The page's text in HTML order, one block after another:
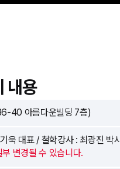
내용
40 아름다운빌딩 7층)
욱 대표 / 철학강사 : 최광진 박
변경될 수 있습니다.